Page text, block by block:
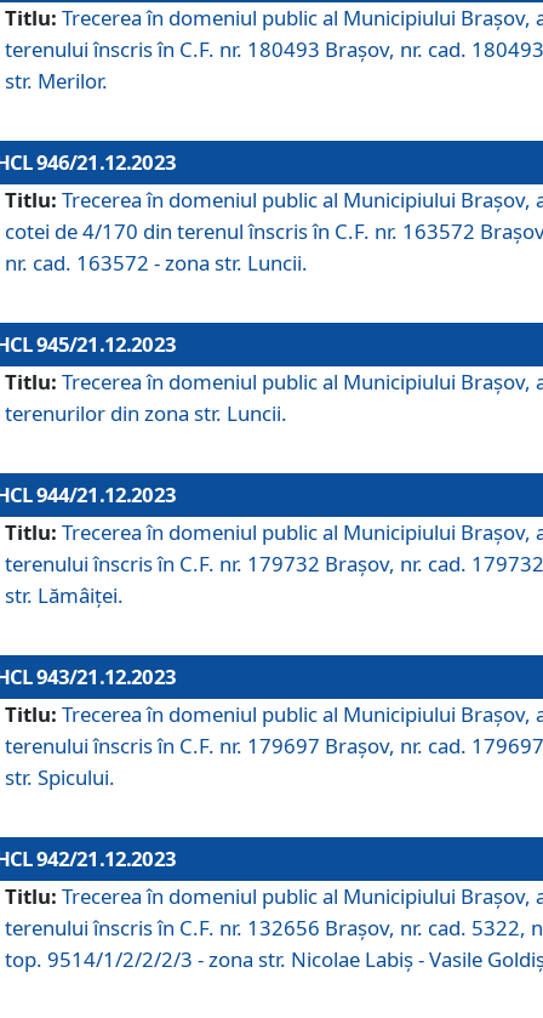
Titlu: Trecerea în domeniul public al Municipiului Braşov,
terenului înscris în C.F. nr. 180493 Brașov, nr. cad.
str. Merilor.
946/21.12.2023
Titlu: Trecerea în domeniul public al Municipiului Braşov,
cotei de 4/170 din terenul înscris în C.F. nr. 163572
nr. cad. 163572 - zona str. Luncii.
945/21.12.2023
Titlu: Trecerea în domeniul public al Municipiului Braşov,
terenurilor din zona str. Luncii.
944/21.12.2023
Titlu: Trecerea în domeniul public al Municipiului Braşov,
terenului înscris în C.F. nr. 179732 Brașov, nr. cad.
str. Lămâiței.
943/21.12.2023
Titlu: Trecerea în domeniul public al Municipiului Braşov,
terenului înscris în C.F. nr. 179697 Brașov, nr. cad.
str. Spicului.
942/21.12.2023
Titlu: Trecerea în domeniul public al Municipiului Braşov,
terenului înscris în C.F. nr. 132656 Brașov, nr. cad. 5322,
top. 9514/1/2/2/2/3 - zona str. Nicolae Labiș - Vasile